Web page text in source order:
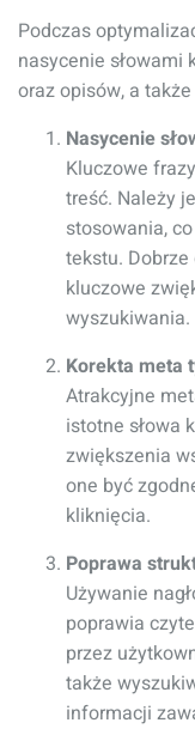
Podczas
nasycenie słowami
oraz opisów, a
Nasycenie
Kluczowe
treść. Należy
stosowania,
tekstu. Dobrze
kluczowe
wyszukiwania.
Korekta meta
Atrakcyjne
istotne słowa
zwiększenia
one być
kliknięcia.
Poprawa
Używanie
poprawia
przez
także
informacji